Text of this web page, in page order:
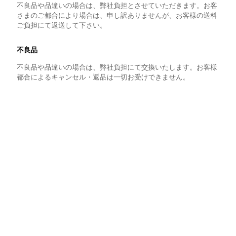
不良品や品違いの場合は、弊社負担とさせていただきます。お客
さまのご都合により場合は、申し訳ありませんが、お客様の送料
ご負担にて返送して下さい。
不良品
不良品や品違いの場合は、弊社負担にて交換いたします。お客様
都合によるキャンセル・返品は一切お受けできません。